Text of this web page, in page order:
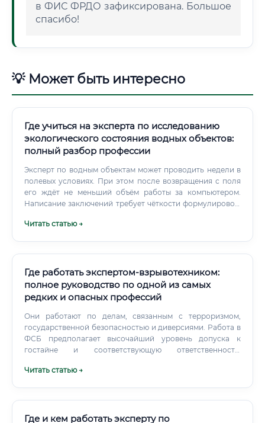
в ФИС ФРДО зафиксирована. Большое
спасибо!
💡 Может быть интересно
Где учиться на эксперта по исследованию
экологического состояния водных объектов:
полный разбор профессии
Эксперт по водным объектам может проводить недели в
полевых условиях. При этом после возвращения с поля
его ждёт не меньший объём работы за компьютером.
Написание заключений требует чёткости формулировок,
большие массивы данных.
Читать статью →
Где работать экспертом-взрывотехником:
полное руководство по одной из самых
редких и опасных профессий
Они работают по делам, связанным с терроризмом,
государственной безопасностью и диверсиями. Работа в
ФСБ предполагает высочайший уровень допуска к
гостайне и соответствующую ответственность.
России): Криминалистические подразделения СК также
Читать статью →
Где и кем работать эксперту по